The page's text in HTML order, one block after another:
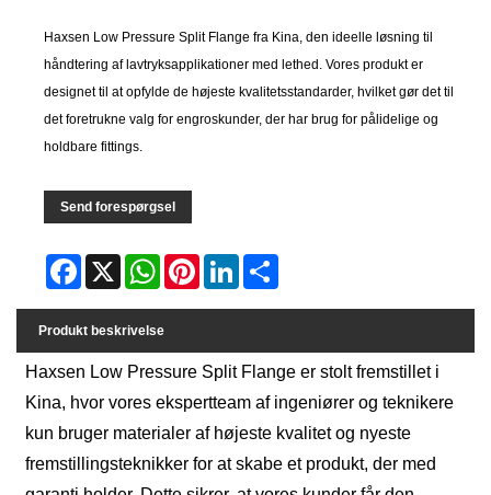
Haxsen Low Pressure Split Flange fra Kina, den ideelle løsning til
håndtering af lavtryksapplikationer med lethed. Vores produkt er
designet til at opfylde de højeste kvalitetsstandarder, hvilket gør det til
det foretrukne valg for engroskunder, der har brug for pålidelige og
holdbare fittings.
Send forespørgsel
Facebook WhatsAppPinterestLinkedIn
Produkt beskrivelse
Haxsen Low Pressure Split Flange er stolt fremstillet i
Kina, hvor vores ekspertteam af ingeniører og teknikere
kun bruger materialer af højeste kvalitet og nyeste
fremstillingsteknikker for at skabe et produkt, der med